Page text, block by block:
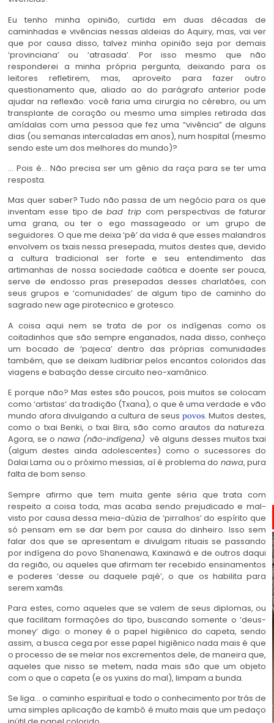
Eu tenho minha opinião, curtida em duas décadas de
caminhadas e vivências nessas aldeias do Aquiry, mas, vai ver
que por causa disso, talvez minha opinião seja por demais
‘provinciana’ ou ‘atrasada’. Por isso mesmo que não
responderei a minha própria pergunta, deixando para os
leitores refletirem, mas, aproveito para fazer outro
questionamento que, aliado ao do parágrafo anterior pode
ajudar na reflexão: você faria uma cirurgia no cérebro, ou um
transplante de coração ou mesmo uma simples retirada das
amídalas com uma pessoa que fez uma “vivência” de alguns
dias (ou semanas intercaladas em anos), num hospital (mesmo
sendo este um dos melhores do mundo)?
… Pois é… Não precisa ser um gênio da raça para se ter uma
resposta.
Mas quer saber? Tudo não passa de um negócio para os que
inventam esse tipo debad tripcom perspectivas de faturar
uma grana, ou ter o ego massageado or um grupo de
seguidores. O que me deixa ‘pê’ da vida é que esses malandros
envolvem os txais nessa presepada, muitos destes que, devido
a cultura tradicional ser forte e seu entendimento das
artimanhas de nossa sociedade caótica e doente ser pouca,
serve de endosso pras presepadas desses charlatões, con
seus grupos e ‘comunidades’ de algum tipo de caminho do
sagrado new age pirotecnico e grotesco.
A coisa aqui nem se trata de por os indígenas como os
coitadinhos que são sempre enganados, nada disso, conheço
um bocado de ‘pajeca’ dentro das próprias comunidades
também, que se deixam ludibriar pelos encantos coloridos das
viagens e babação desse circuito neo-xamânico.
E porque não? Mas estes são poucos, pois muitos se colocam
como ‘artistas’ da tradição (Txana), o que é uma verdade e vão
mundo afora divulgando a cultura de seus povos. Muitos destes,
como o txai Benki, o txai Bira, são como arautos da natureza.
Agora, se o nawa (não-indígena) vê alguns desses muitos txai
(algum destes ainda adolescentes) como o sucessores do
Dalai Lama ou o próximo messias, aí é problema do nawa, pura
falta de bom senso.
Sempre afirmo que tem muita gente séria que trata com
respeito a coisa toda, mas acaba sendo prejudicado e mal-
visto por causa dessa meia-dúzia de ‘pirralhos’ do espírito que
só pensam em se dar bem por causa do dinheiro. Isso sem
falar dos que se apresentam e divulgam rituais se passando
por indígena do povo Shanenawa, Kaxinawá e de outros daqui
da região, ou aqueles que afirmam ter recebido ensinamentos
e poderes ‘desse ou daquele pajé’, o que os habilita para
serem xamãs.
Para estes, como aqueles que se valem de seus diplomas, ou
que facilitam formações do tipo, buscando somente o ‘deus-
money’ digo: o money é o papel higiênico do capeta, sendo
assim, a busca cega por esse papel higiênico nada mais é que
o processo de se melar nos excrementos dele, de maneira que,
aqueles que nisso se metem, nada mais são que um objeto
com o que o capeta (e os yuxins do mal), limpam a bunda.
Se liga… o caminho espiritual e todo o conhecimento por trás de
uma simples aplicação de kambô é muito mais que um pedaço